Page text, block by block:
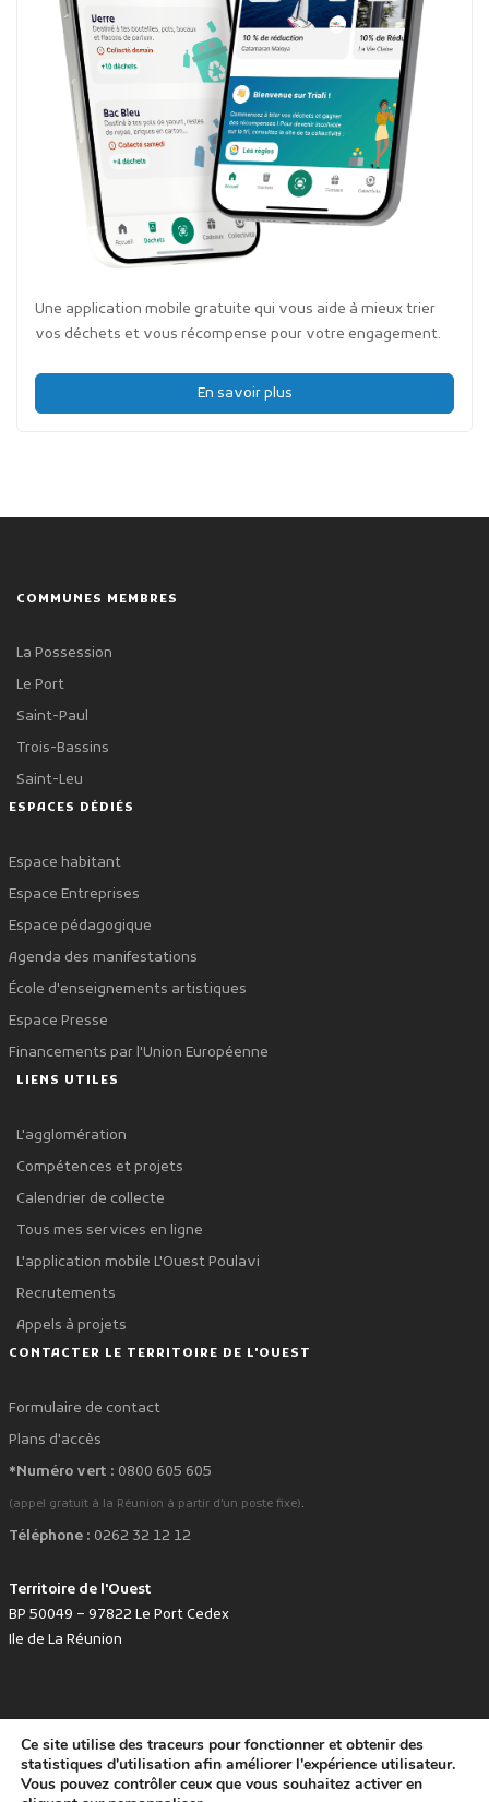
Une application mobile gratuite qui vous aide à mieux trier
vos déchets et vous récompense pour votre engagement.
En savoir plus
COMMUNES MEMBRES
La Possession
Le Port
Saint-Paul
Trois-Bassins
Saint-Leu
ESPACES DÉDIÉS
Espace habitant
Espace Entreprises
Espace pédagogique
Agenda des manifestations
École d'enseignements artistiques
Espace Presse
Financements par l'Union Européenne
LIENS UTILES
L'agglomération
Compétences et projets
Calendrier de collecte
Tous mes services en ligne
L'application mobile L'Ouest Poulavi
Recrutements
Appels à projets
CONTACTER LE TERRITOIRE DE L'OUEST
Formulaire de contact
Plans d'accès
*Numéro vert : 0800 605 605
(appel gratuit à la Réunion à partir d'un poste fixe).
Téléphone : 0262 32 12 12
Territoire de l'Ouest
BP 50049 – 97822 Le Port Cedex
Ile de La Réunion
Développé avec favoritepar le Territoire de l'Ouest © www.tco.re -2026.
Politique de protection des données personnelles
Mentions légales
Accessibilité : non conforme
Ce site utilise des traceurs pour fonctionner et obtenir des
statistiques d'utilisation afin améliorer l'expérience utilisateur.
Vous pouvez contrôler ceux que vous souhaitez activer en